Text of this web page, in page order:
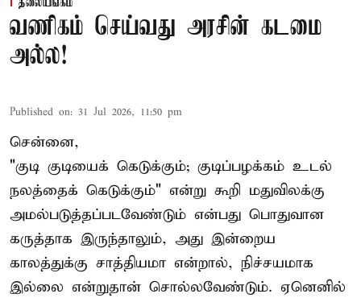
தலையங்கம்
வணிகம் செய்வது அரசின் கடமை
அல்ல!
Published on: 31 Jul 2026, 11:50 pm
சென்னை,
"குடி குடியைக் கெடுக்கும்; குடிப்பழக்கம் உடல்
நலத்தைக் கெடுக்கும்" என்று கூறி மதுவிலக்கு
அமல்படுத்தப்படவேண்டும் என்பது பொதுவான
கருத்தாக இருந்தாலும், அது இன்றைய
காலத்துக்கு சாத்தியமா என்றால், நிச்சயமாக
இல்லை என்றுதான் சொல்லவேண்டும். ஏனெனில்